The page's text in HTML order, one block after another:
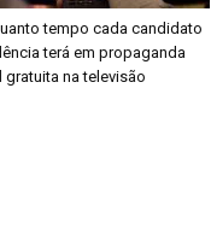
tempo cada candidato
terá em propaganda
gratuita na televisão